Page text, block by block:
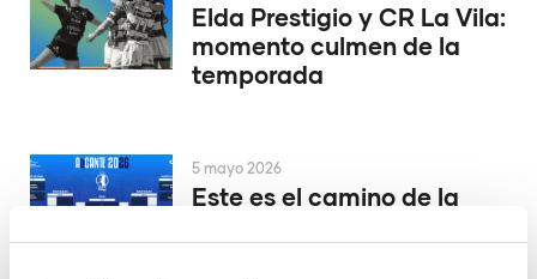
Elda Prestigio y CR La Vila:
momento culmen de la
temporada
Este es el camino de la
5 mayo 2026